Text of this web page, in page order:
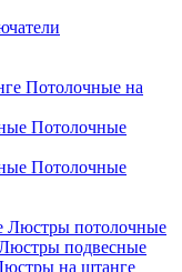
Потолочные на
Потолочные
Потолочные
Люстры потолочные
подвесные
на штанге